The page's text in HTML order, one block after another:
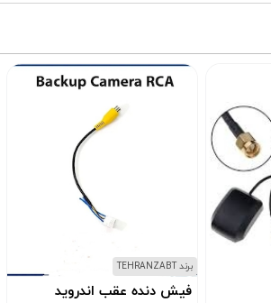
برند TEHRANZABT
فیش دنده عقب اندروید